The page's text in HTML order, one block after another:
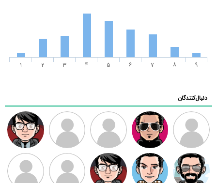
1 2 3 4 5 6 7 8 9
دنبال‌کنندگان
ممدرضا رضا کاظمی زهرا ~ ابتین
سید محمد
موسوی